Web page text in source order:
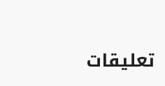
تعليقات